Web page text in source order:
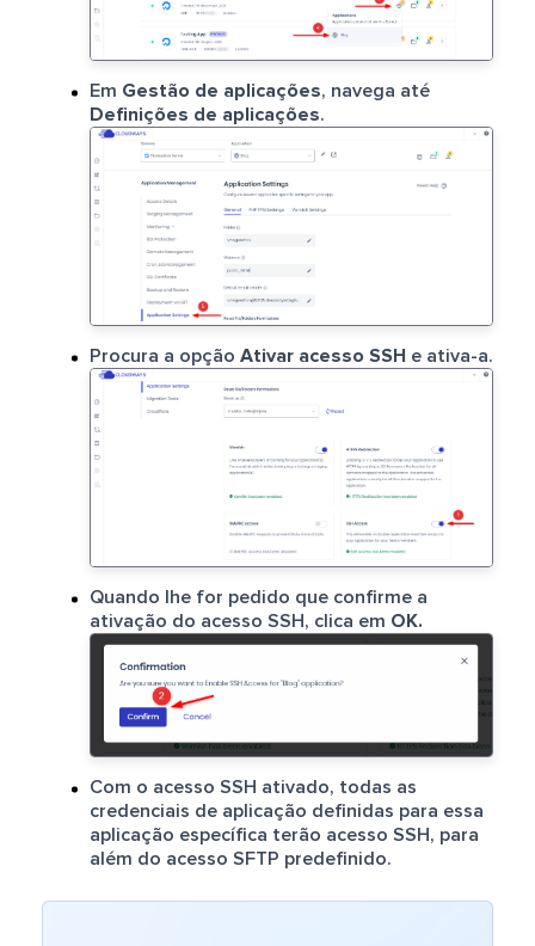
Em Gestão de aplicações, navega até
Definições de aplicações.
Procura a opção Ativar acesso SSH e ativa-a.
Quando lhe for pedido que confirme a
ativação do acesso SSH, clica em OK.
Com o acesso SSH ativado, todas as
credenciais de aplicação definidas para essa
aplicação específica terão acesso SSH, para
além do acesso SFTP predefinido.